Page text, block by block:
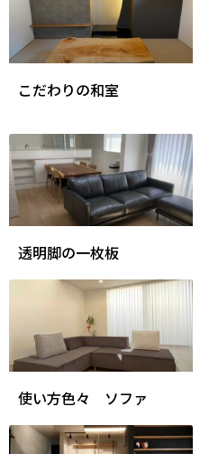
こだわりの和室
透明脚の一枚板
使い方色々 ソファ